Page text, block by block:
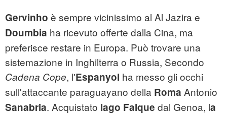
Gervinho è sempre vicinissimo al Al Jazira e
Doumbia ha ricevuto offerte dalla Cina, ma
preferisce restare in Europa. Può trovare una
sistemazione in Inghilterra o Russia, Secondo
Cadena Cope, l'Espanyol ha messo gli occhi
sull'attaccante paraguayano della Roma Antonio
Sanabria. Acquistato Iago Falque dal Genoa, la